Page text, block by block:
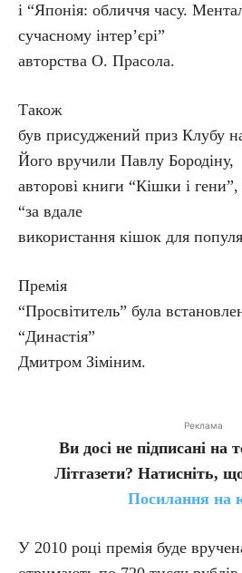
і “Японія: обличчя часу.
сучасному інтер’єрі”
авторства О. Прасола.
Також
був присуджений приз Клубу
Його вручили Павлу Бородіну,
авторові книги “Кішки і
“за вдале
використання кішок для
Премія
“Просвітитель” була
“Династія”
Дмитром Зіміним.
Реклама
Ви досі не підписані на
Літгазети? Натисніть,
Посилання на
У 2010 році премія буде